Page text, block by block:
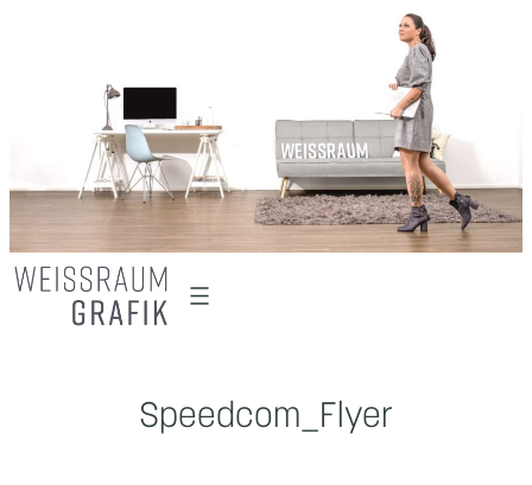
Zum
Inhalt
springen
Speedcom_Flyer